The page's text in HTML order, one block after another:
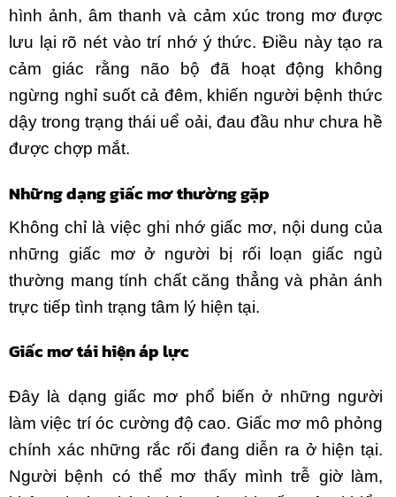
hình ảnh, âm thanh và cảm xúc trong mơ được
lưu lại rõ nét vào trí nhớ ý thức. Điều này tạo ra
cảm giác rằng não bộ đã hoạt động không
ngừng nghỉ suốt cả đêm, khiến người bệnh thức
dậy trong trạng thái uể oải, đau đầu như chưa hề
được chợp mắt.
Những dạng giấc mơ thường gặp
Không chỉ là việc ghi nhớ giấc mơ, nội dung của
những giấc mơ ở người bị rối loạn giấc ngủ
thường mang tính chất căng thẳng và phản ánh
trực tiếp tình trạng tâm lý hiện tại.
Giấc mơ tái hiện áp lực
Đây là dạng giấc mơ phổ biến ở những người
làm việc trí óc cường độ cao. Giấc mơ mô phỏng
chính xác những rắc rối đang diễn ra ở hiện tại.
Người bệnh có thể mơ thấy mình trễ giờ làm,